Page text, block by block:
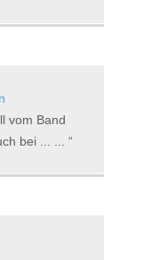
vom Band
bei ... ...